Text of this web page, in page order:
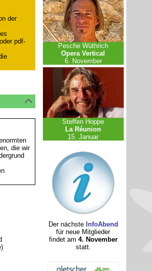
der
pdf-
die wir
Pesche Wüthrich
Opera Vertical
6. November
Steffen Hoppe
La Réunion
15. Januar
Der nächste InfoAbend
für neue Mitglieder
findet am 4. November
statt.